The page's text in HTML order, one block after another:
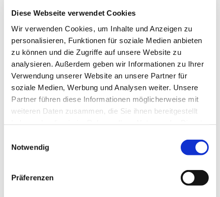
Diese Webseite verwendet Cookies
Wir verwenden Cookies, um Inhalte und Anzeigen zu
personalisieren, Funktionen für soziale Medien anbieten
zu können und die Zugriffe auf unsere Website zu
analysieren. Außerdem geben wir Informationen zu Ihrer
Verwendung unserer Website an unsere Partner für
soziale Medien, Werbung und Analysen weiter. Unsere
Partner führen diese Informationen möglicherweise mit
weiteren Daten zusammen, die Sie ihnen bereitgestellt
Notwendig
Präferenzen
mAIstack→ FOUNDATION
KI-Fundament für Unternehmen. On-prem.
Citizen Developer bauen Apps, IT hält die Kontrolle.